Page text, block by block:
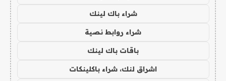
شراء باك لينك
شراء روابط نصية
باقات باك لينك
اشراق لنك، شراء باكلينكات